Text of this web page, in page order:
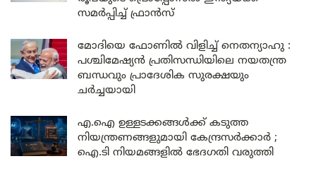
സമർപ്പിച്ച് ഫ്രാൻസ്
മോദിയെ ഫോണിൽ വിളിച്ച് നെതന്യാഹു :
പശ്ചിമേഷ്യൻ പ്രതിസന്ധിയിലെ നയതന്ത്ര
ബന്ധവും പ്രാദേശിക സുരക്ഷയും
ചർച്ചയായി
എ.ഐ ഉള്ളടക്കങ്ങൾക്ക് കടുത്ത
നിയന്ത്രണങ്ങളുമായി കേന്ദ്രസർക്കാർ ;
ഐ.ടി നിയമങ്ങളിൽ ഭേദഗതി വരുത്തി